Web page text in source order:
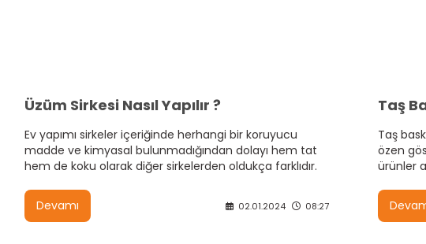
Üzüm Sirkesi Nasıl Yapılır ?
Ev yapımı sirkeler içeriğinde herhangi bir koruyucu
madde ve kimyasal bulunmadığından dolayı hem tat
hem de koku olarak diğer sirkelerden oldukça farklıdır.
Devamı
02.01.2024 08:27
Taş
özen
ürünler